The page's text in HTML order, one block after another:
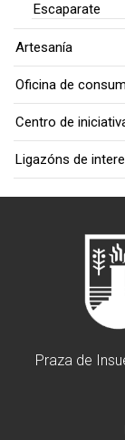
Escaparate
Artesanía
Oficina de
Centro de
Ligazóns de
Praza de